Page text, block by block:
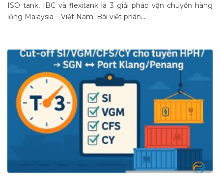
ISO tank, IBC và flexitank là 3 giải pháp vận chuyển hàng
lỏng Malaysia – Việt Nam. Bài viết phân...